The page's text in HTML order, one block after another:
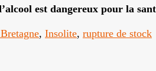
est dangereux pour la
, Insolite, rupture de stock